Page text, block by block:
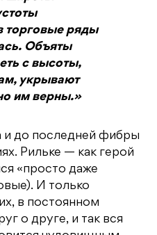
торговые ряды
Объяты
с высоты,
укрывают
им верны.»
и до последней фибры
Рильке — как герой
«просто даже
И только
в постоянном
о друге, и так вся